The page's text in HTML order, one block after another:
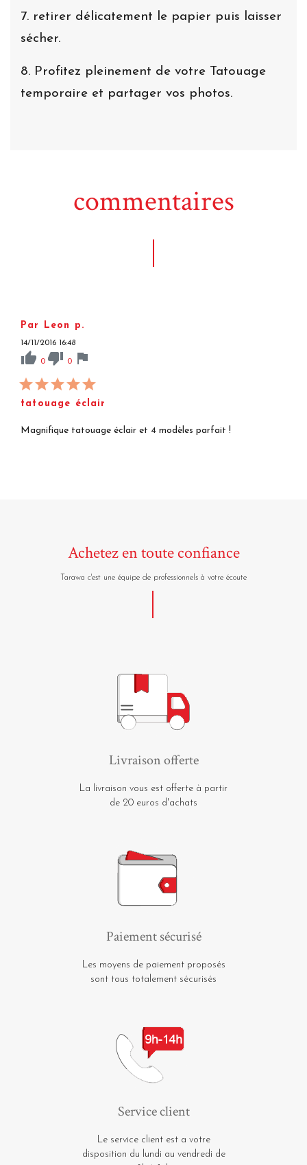
7. retirer délicatement le papier puis laisser
sécher.
8. Profitez pleinement de votre Tatouage
temporaire et partager vos photos.
commentaires
Par Leon p.
14/11/2016 16:48
thumb_up 0 thumb_down 0 flag
tatouage éclair
Magnifique tatouage éclair et 4 modèles parfait !
Achetez en toute confiance
Tarawa c'est une équipe de professionnels à votre écoute
Livraison offerte
La livraison vous est offerte à partir
de 20 euros d'achats
Paiement sécurisé
Les moyens de paiement proposés
sont tous totalement sécurisés
Service client
Le service client est a votre
disposition du lundi au vendredi de